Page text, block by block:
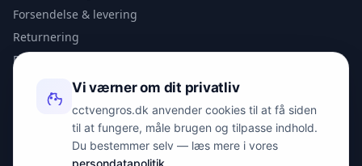
Forsendelse & levering
Returnering
Privatlivspolitik
KONTAKT
info@spyman.dk
Vi værner om dit privatliv
cctvengros.dk anvender cookies til at få siden
til at fungere, måle brugen og tilpasse indhold.
Du bestemmer selv — læs mere i vores
persondatapolitik